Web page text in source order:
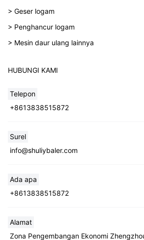
> Geser logam
> Penghancur logam
> Mesin daur ulang lainnya
HUBUNGI KAMI
Telepon
+8613838515872
Surel
info@shuliybaler.com
Ada apa
+8613838515872
Alamat
Zona Pengembangan Ekonomi